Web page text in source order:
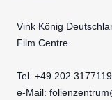
Vink König
Film Centre
Tel. +49 202
e-Mail: